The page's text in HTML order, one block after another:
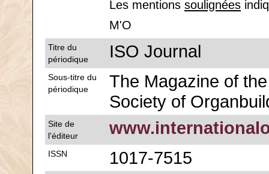
Les mentions soulignées
M'O
Titre du
périodique
ISO Journal
Sous-titre du
périodique
The Magazine of
Society of
Site de
l'éditeur
ISSN 1017-7515